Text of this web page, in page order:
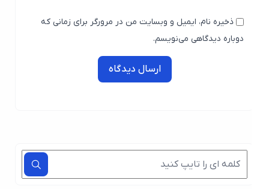
ذخیره نام، ایمیل و وبسایت من در مرورگر برای زمانی که
دوباره دیدگاهی می‌نویسم.
ارسال دیدگاه